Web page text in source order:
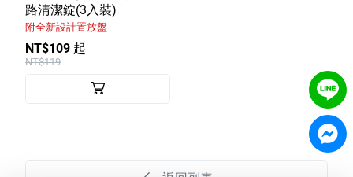
路清潔錠(3入裝)
附全新設計置放盤
NT$109 起
NT$119